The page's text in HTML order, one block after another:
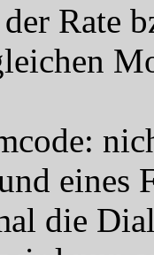
Rate
eines
die